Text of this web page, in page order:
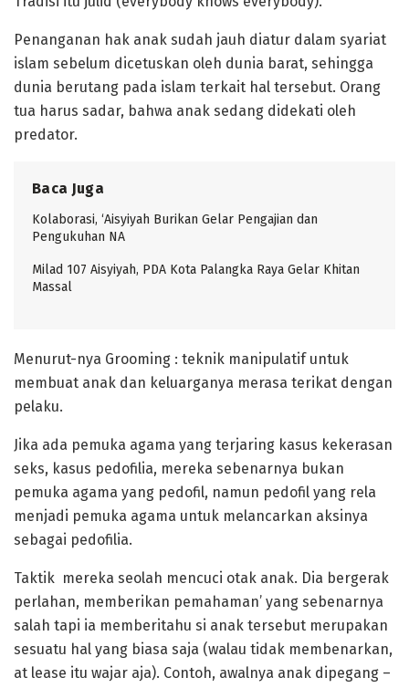
Penanganan hak anak sudah jauh diatur dalam syariat
islam sebelum dicetuskan oleh dunia barat, sehingga
dunia berutang pada islam terkait hal tersebut. Orang
tua harus sadar, bahwa anak sedang didekati oleh
predator.
Baca Juga
Kolaborasi, ‘Aisyiyah Burikan Gelar Pengajian dan
Pengukuhan NA
Milad 107 Aisyiyah, PDA Kota Palangka Raya Gelar Khitan
Massal
Menurut-nya Grooming : teknik manipulatif untuk
membuat anak dan keluarganya merasa terikat dengan
pelaku.
Jika ada pemuka agama yang terjaring kasus kekerasan
seks, kasus pedofilia, mereka sebenarnya bukan
pemuka agama yang pedofil, namun pedofil yang rela
menjadi pemuka agama untuk melancarkan aksinya
sebagai pedofilia.
Taktik mereka seolah mencuci otak anak. Dia bergerak
perlahan, memberikan pemahaman’ yang sebenarnya
salah tapi ia memberitahu si anak tersebut merupakan
sesuatu hal yang biasa saja (walau tidak membenarkan,
at lease itu wajar aja). Contoh, awalnya anak dipegang –